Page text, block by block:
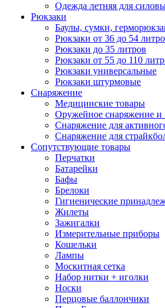
Одежда летняя для
Рюкзаки
Баулы, сумки,
Рюкзаки от 36 до 54
Рюкзаки до 35 литров
Рюкзаки от 55 до 110
Рюкзаки универсальные
Рюкзаки штурмовые
Снаряжение
Медицинские товары
Оружейное снаряжение и
Снаряжение для
Снаряжение для
Сопутствующие товары
Перчатки
Батарейки
Бафы
Брелоки
Гигиенические
Жилеты
Зажигалки
Измерительные приборы
Кошельки
Лампы
Москитная сетка
Набор нитки + иголки
Носки
Перцовые баллончики